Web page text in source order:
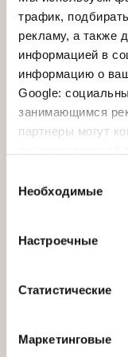
трафик,
рекламу, а также
информацией в
информацию о
Google:
занимающимся
партнеры могут
вами их сервисов.
согласия
Необходимые
Настроечные
Статистические
Маркетинговые
Бесплатное
Набор для
пополняется)
Услуга
Халаты и
Эксклюзивные
ванной комнате
Экспресс-
Wi-Fi /
Эксклюзивные
для
Поздний выезд
этого времени
ресторане